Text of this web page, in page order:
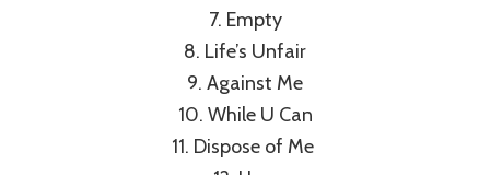
7. Empty
8. Life’s Unfair
9. Against Me
10. While U Can
11. Dispose of Me